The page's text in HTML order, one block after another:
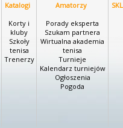
Katalogi
Korty i
kluby
Szkoły
tenisa
Trenerzy
Amatorzy
Porady eksperta
Szukam partnera
Wirtualna akademia
tenisa
Turnieje
Kalendarz turniejów
Ogłoszenia
Pogoda